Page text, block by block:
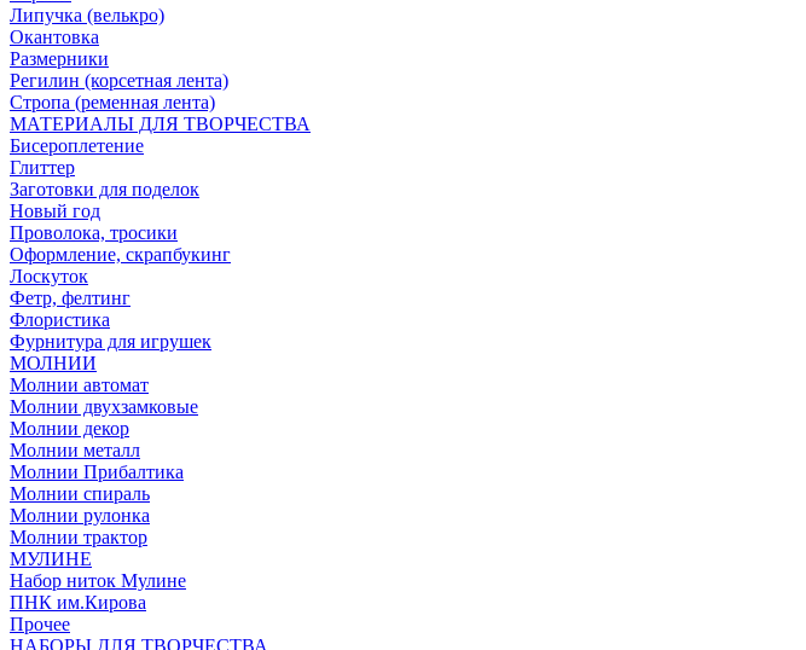
Липучка (велькро)
Окантовка
Размерники
Регилин (корсетная лента)
Стропа (ременная лента)
МАТЕРИАЛЫ ДЛЯ ТВОРЧЕСТВА
Бисероплетение
Глиттер
Заготовки для поделок
Новый год
Проволока, тросики
Оформление, скрапбукинг
Лоскуток
Фетр, фелтинг
Флористика
Фурнитура для игрушек
МОЛНИИ
Молнии автомат
Молнии двухзамковые
Молнии декор
Молнии металл
Молнии Прибалтика
Молнии спираль
Молнии рулонка
Молнии трактор
МУЛИНЕ
Набор ниток Мулине
ПНК им.Кирова
Прочее
НАБОРЫ ДЛЯ ТВОРЧЕСТВА